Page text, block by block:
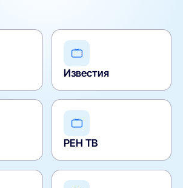
Известия
РЕН ТВ